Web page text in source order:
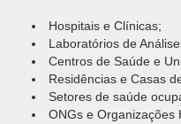
Hospitais e Clínicas;
Laboratórios de
Centros de Saúde e
Residências e Casas
Setores de saúde
ONGs e Organizações